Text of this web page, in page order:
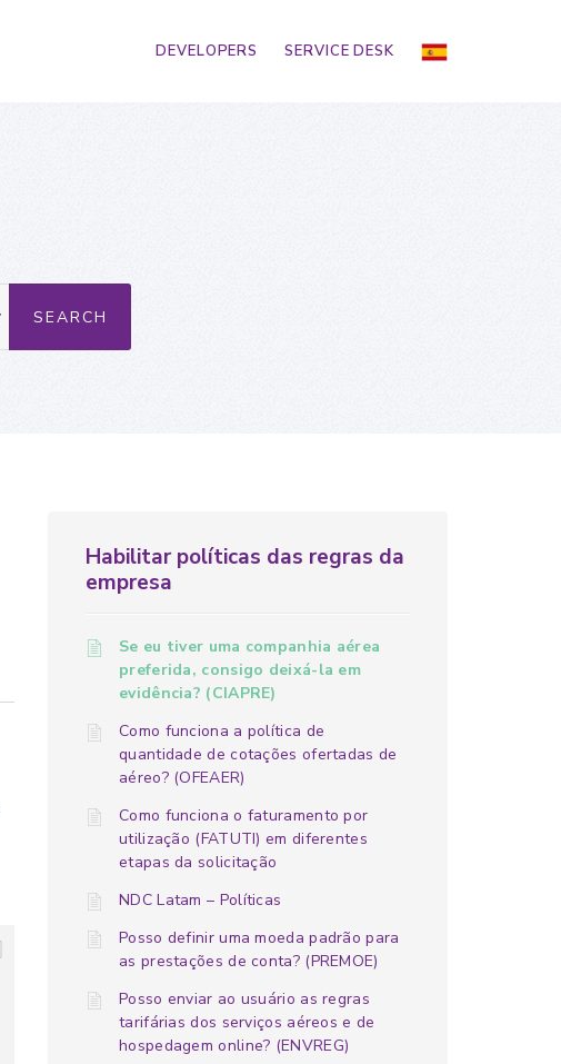
DEVELOPERS SERVICE DESK
Habilitar políticas das regras da
empresa
Se eu tiver uma companhia aérea
preferida, consigo deixá-la em
evidência? (CIAPRE)
Como funciona a política de
quantidade de cotações ofertadas de
aéreo? (OFEAER)
Como funciona o faturamento por
utilização (FATUTI) em diferentes
etapas da solicitação
NDC Latam – Políticas
Posso definir uma moeda padrão para
as prestações de conta? (PREMOE)
Posso enviar ao usuário as regras
tarifárias dos serviços aéreos e de
hospedagem online? (ENVREG)